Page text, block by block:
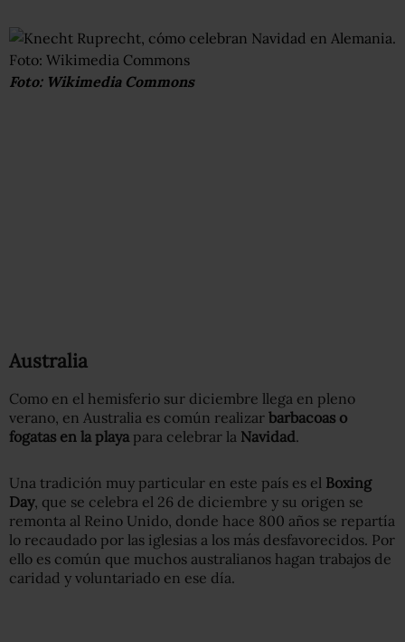
Foto: Wikimedia Commons
Australia
Como en el hemisferio sur diciembre llega en pleno
verano, en Australia es común realizar barbacoas o
fogatas en la playa para celebrar la Navidad.
Una tradición muy particular en este país es el Boxing
Day, que se celebra el 26 de diciembre y su origen se
remonta al Reino Unido, donde hace 800 años se repartía
lo recaudado por las iglesias a los más desfavorecidos. Por
ello es común que muchos australianos hagan trabajos de
caridad y voluntariado en ese día.